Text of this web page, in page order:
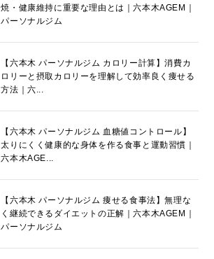
焼・健康維持に重要な理由とは｜六本木AGEM｜
パーソナルジム
【六本木 パーソナルジム カロリー計算】消費カ
ロリーと摂取カロリーを理解して効率良く痩せる
方法｜六...
【六本木 パーソナルジム 血糖値コントロール】
太りにくく健康的な身体を作る食事と運動習慣｜
六本木AGE...
【六本木 パーソナルジム 痩せる食事法】無理な
く継続できるダイエットの正解｜六本木AGEM｜
パーソナルジム